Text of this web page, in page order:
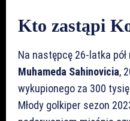
Kto zastąpi
Na następcę 26-latka
Muhameda Sahinovicia,
wykupionego za 300
Młody golkiper sezon